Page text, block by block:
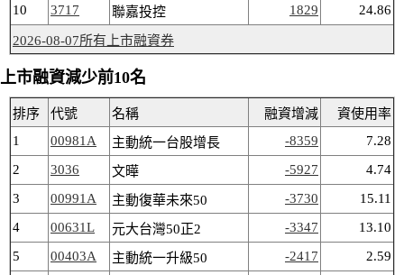
10
3717 聯嘉投控 1829 24.86
2026-08-07所有上市融資券
上市融資減少前10名
排序 代號 名稱 融資增減
資使用率
1
00981A 主動統一台股增長 -8359
7.28
2
3036 文曄 -5927
4.74
3
00991A 主動復華未來50 -3730
15.11
4
00631L 元大台灣50正2 -3347
13.10
5
00403A 主動統一升級50 -2417
2.59